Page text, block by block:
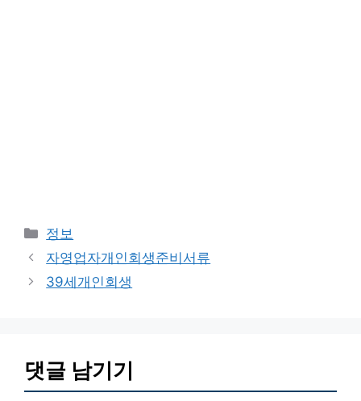
카
테
고
리
정보
자영업자개인회생준비서류
39세개인회생
댓글 남기기